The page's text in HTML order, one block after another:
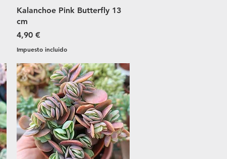
Vista rápida
Kalanchoe Pink Butterfly 13
cm
Precio
4,90 €
Impuesto incluido